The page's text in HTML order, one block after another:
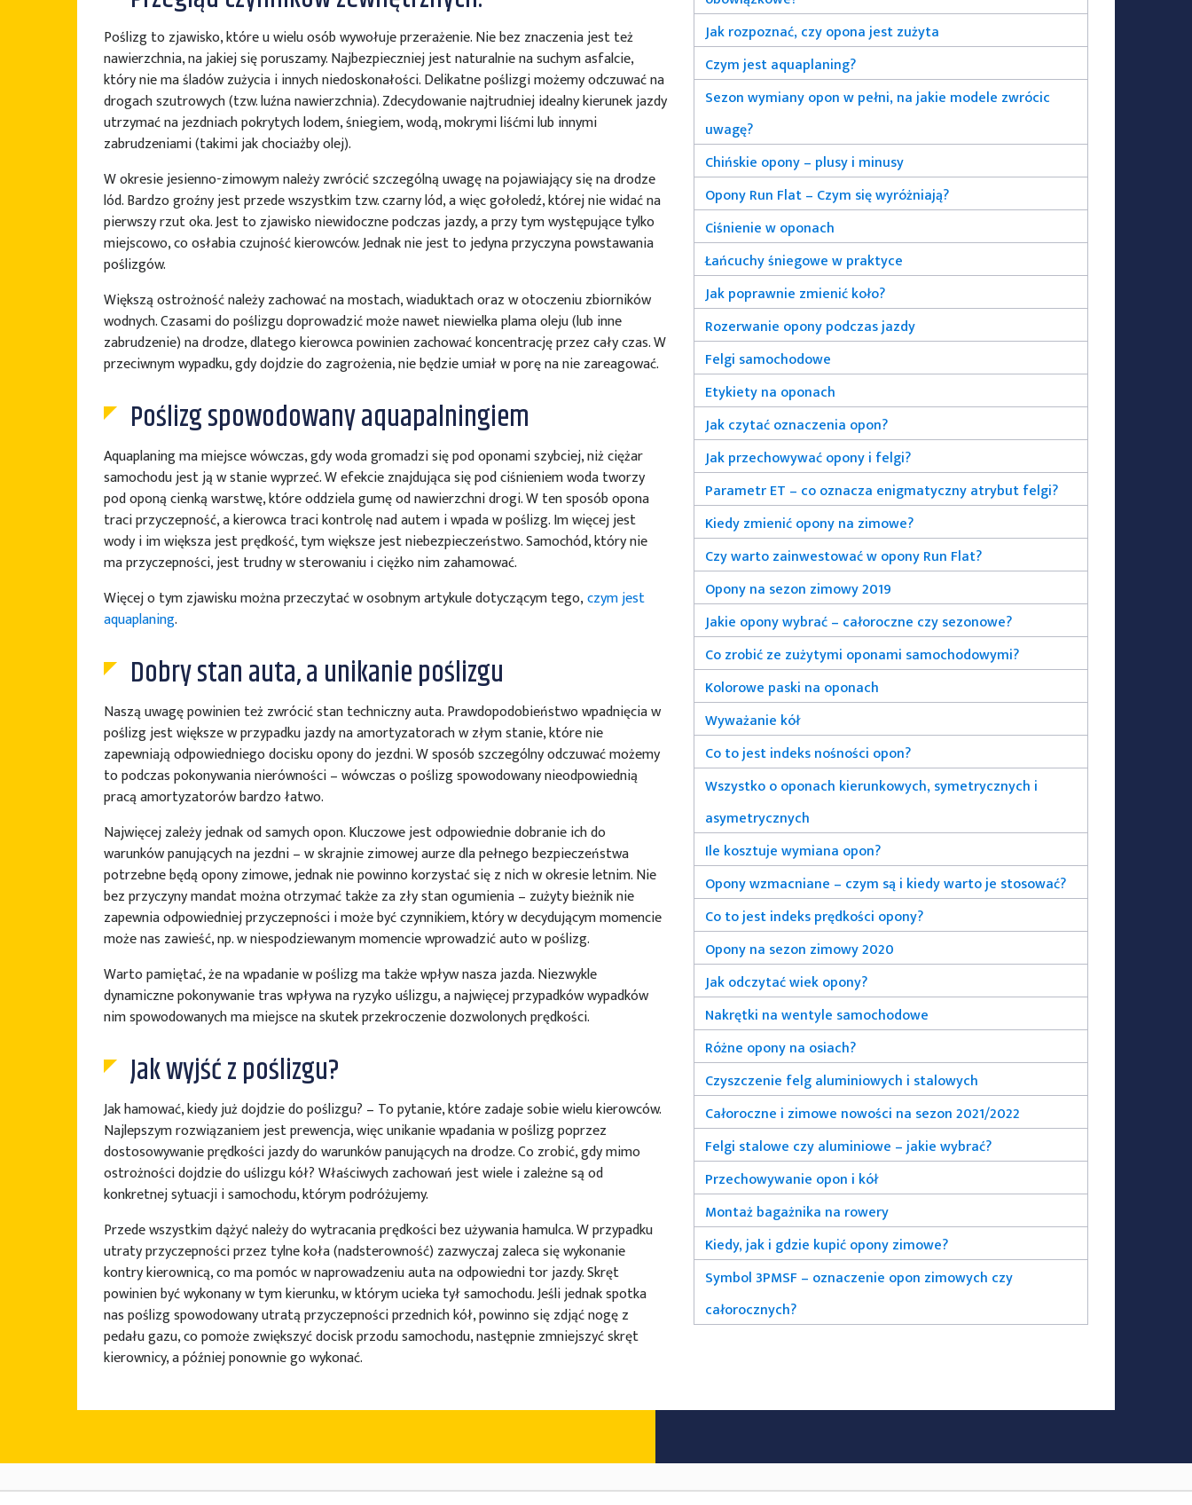
Poślizg to zjawisko, które u wielu osób wywołuje przerażenie. Nie bez znaczenia jest też
nawierzchnia, na jakiej się poruszamy. Najbezpieczniej jest naturalnie na suchym asfalcie,
który nie ma śladów zużycia i innych niedoskonałości. Delikatne poślizgi możemy odczuwać na
drogach szutrowych (tzw. luźna nawierzchnia). Zdecydowanie najtrudniej idealny kierunek jazdy
utrzymać na jezdniach pokrytych lodem, śniegiem, wodą, mokrymi liśćmi lub innymi
zabrudzeniami (takimi jak chociażby olej).
W okresie jesienno-zimowym należy zwrócić szczególną uwagę na pojawiający się na drodze
lód. Bardzo groźny jest przede wszystkim tzw. czarny lód, a więc gołoledź, której nie widać na
pierwszy rzut oka. Jest to zjawisko niewidoczne podczas jazdy, a przy tym występujące tylko
miejscowo, co osłabia czujność kierowców. Jednak nie jest to jedyna przyczyna powstawania
poślizgów.
Większą ostrożność należy zachować na mostach, wiaduktach oraz w otoczeniu zbiorników
wodnych. Czasami do poślizgu doprowadzić może nawet niewielka plama oleju (lub inne
zabrudzenie) na drodze, dlatego kierowca powinien zachować koncentrację przez cały czas. W
przeciwnym wypadku, gdy dojdzie do zagrożenia, nie będzie umiał w porę na nie zareagować.
Poślizg spowodowany aquapalningiem
Aquaplaning ma miejsce wówczas, gdy woda gromadzi się pod oponami szybciej, niż ciężar
samochodu jest ją w stanie wyprzeć. W efekcie znajdująca się pod ciśnieniem woda tworzy
pod oponą cienką warstwę, które oddziela gumę od nawierzchni drogi. W ten sposób opona
traci przyczepność, a kierowca traci kontrolę nad autem i wpada w poślizg. Im więcej jest
wody i im większa jest prędkość, tym większe jest niebezpieczeństwo. Samochód, który nie
ma przyczepności, jest trudny w sterowaniu i ciężko nim zahamować.
Więcej o tym zjawisku można przeczytać w osobnym artykule dotyczącym tego,czym jest
aquaplaning.
Dobry stan auta, a unikanie poślizgu
Naszą uwagę powinien też zwrócić stan techniczny auta. Prawdopodobieństwo wpadnięcia w
poślizg jest większe w przypadku jazdy na amortyzatorach w złym stanie, które nie
zapewniają odpowiedniego docisku opony do jezdni. W sposób szczególny odczuwać możemy
to podczas pokonywania nierówności – wówczas o poślizg spowodowany nieodpowiednią
pracą amortyzatorów bardzo łatwo.
Najwięcej zależy jednak od samych opon. Kluczowe jest odpowiednie dobranie ich do
warunków panujących na jezdni – w skrajnie zimowej aurze dla pełnego bezpieczeństwa
potrzebne będą opony zimowe, jednak nie powinno korzystać się z nich w okresie letnim. Nie
bez przyczyny mandat można otrzymać także za zły stan ogumienia – zużyty bieżnik nie
zapewnia odpowiedniej przyczepności i może być czynnikiem, który w decydującym momencie
może nas zawieść, np. w niespodziewanym momencie wprowadzić auto w poślizg.
Warto pamiętać, że na wpadanie w poślizg ma także wpływ nasza jazda. Niezwykle
dynamiczne pokonywanie tras wpływa na ryzyko uślizgu, a najwięcej przypadków wypadków
nim spowodowanych ma miejsce na skutek przekroczenie dozwolonych prędkości.
Jak wyjść z poślizgu?
Jak hamować, kiedy już dojdzie do poślizgu? – To pytanie, które zadaje sobie wielu kierowców.
Najlepszym rozwiązaniem jest prewencja, więc unikanie wpadania w poślizg poprzez
dostosowywanie prędkości jazdy do warunków panujących na drodze. Co zrobić, gdy mimo
ostrożności dojdzie do uślizgu kół? Właściwych zachowań jest wiele i zależne są od
konkretnej sytuacji i samochodu, którym podróżujemy.
Przede wszystkim dążyć należy do wytracania prędkości bez używania hamulca. W przypadku
utraty przyczepności przez tylne koła (nadsterowność) zazwyczaj zaleca się wykonanie
kontry kierownicą, co ma pomóc w naprowadzeniu auta na odpowiedni tor jazdy. Skręt
powinien być wykonany w tym kierunku, w którym ucieka tył samochodu. Jeśli jednak spotka
nas poślizg spowodowany utratą przyczepności przednich kół, powinno się zdjąć nogę z
pedału gazu, co pomoże zwiększyć docisk przodu samochodu, następnie zmniejszyć skręt
kierownicy, a później ponownie go wykonać.
Jak rozpoznać, czy opona jest zużyta
Czym jest aquaplaning?
Sezon wymiany opon w pełni, na jakie modele zwrócic
uwagę?
Chińskie opony – plusy i minusy
Opony Run Flat – Czym się wyróżniają?
Ciśnienie w oponach
Łańcuchy śniegowe w praktyce
Jak poprawnie zmienić koło?
Rozerwanie opony podczas jazdy
Felgi samochodowe
Etykiety na oponach
Jak czytać oznaczenia opon?
Jak przechowywać opony i felgi?
Parametr ET – co oznacza enigmatyczny atrybut felgi?
Kiedy zmienić opony na zimowe?
Czy warto zainwestować w opony Run Flat?
Opony na sezon zimowy 2019
Jakie opony wybrać – całoroczne czy sezonowe?
Co zrobić ze zużytymi oponami samochodowymi?
Kolorowe paski na oponach
Wyważanie kół
Co to jest indeks nośności opon?
Wszystko o oponach kierunkowych, symetrycznych i
asymetrycznych
Ile kosztuje wymiana opon?
Opony wzmacniane – czym są i kiedy warto je stosować?
Co to jest indeks prędkości opony?
Opony na sezon zimowy 2020
Jak odczytać wiek opony?
Nakrętki na wentyle samochodowe
Różne opony na osiach?
Czyszczenie felg aluminiowych i stalowych
Całoroczne i zimowe nowości na sezon 2021/2022
Felgi stalowe czy aluminiowe – jakie wybrać?
Przechowywanie opon i kół
Montaż bagażnika na rowery
Kiedy, jak i gdzie kupić opony zimowe?
Symbol 3PMSF – oznaczenie opon zimowych czy
całorocznych?